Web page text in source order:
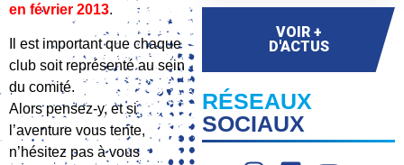
en février 2013.
Il est important que chaque
club soit représenté au sein
du comité.
Alors pensez-y, et si
l’aventure vous tente,
n’hésitez pas à vous
VOIR +
D'ACTUS
RÉSEAUX
SOCIAUX